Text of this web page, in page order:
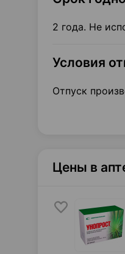
2 года. Не
Условия
Отпуск
Цены в